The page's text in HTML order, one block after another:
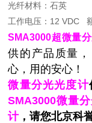
光纤材料：石英
工作电压：12 VDC
SMA3000超微量
供的产品质量
心，用的安心！
微量分光光度计
SMA3000微量
计，请您北京科